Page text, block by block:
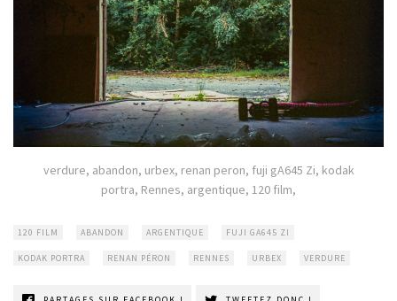
verdure, abandon, urbex, renan peron, fuji gA645 Zi, kodak
portra, Rennes, argentique, 120 film,
120 FILM ABANDON ARGENTIQUE FUJI GA645 ZI
KODAK PORTRA RENAN PÉRON RENNES URBEX VERDURE